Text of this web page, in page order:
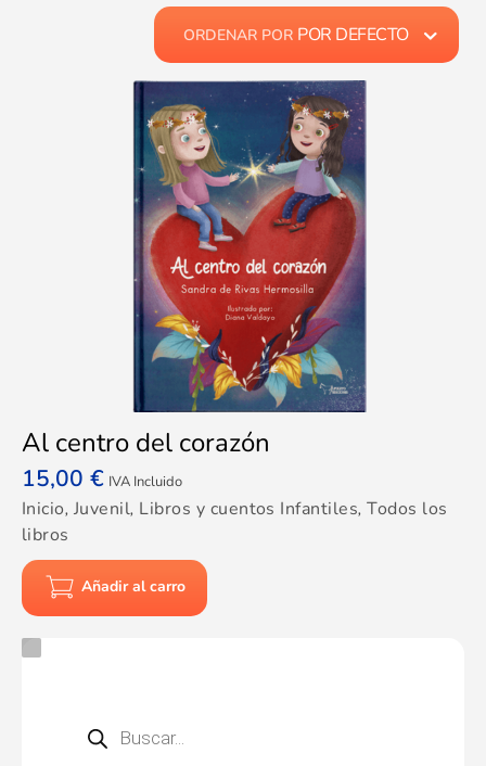
ORDENAR POR POR DEFECTO
Al centro del corazón
15,00 € IVA Incluido
Inicio, Juvenil, Libros y cuentos Infantiles,Todos los
libros
Añadir al carro